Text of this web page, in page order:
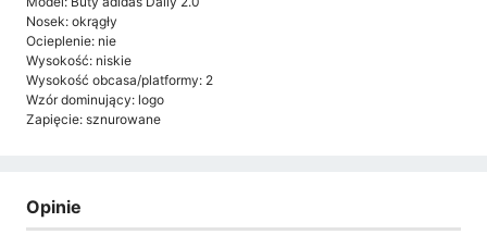
Nosek: okrągły
Ocieplenie: nie
Wysokość: niskie
Wysokość obcasa/platformy: 2
Wzór dominujący: logo
Zapięcie: sznurowane
Opinie